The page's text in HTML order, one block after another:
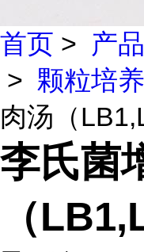
首页 > 产
> 颗粒培
肉汤（
李氏菌
（